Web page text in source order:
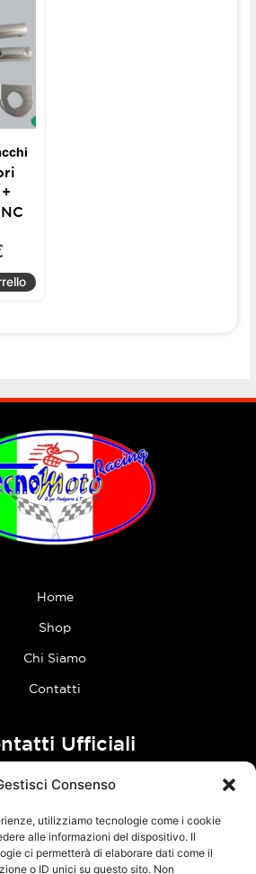
Consenso
utilizziamo tecnologie come i cookie
alle informazioni del dispositivo. Il
ci permetterà di elaborare dati come il
o ID unici su questo sito. Non
Home
Shop
Chi Siamo
Contatti
Ufficiali
Follow Us